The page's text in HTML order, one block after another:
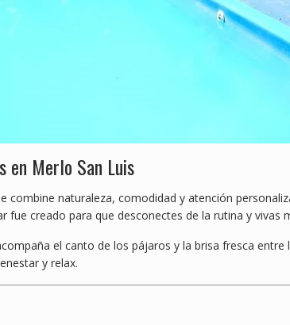
en Merlo San Luis
combine naturaleza, comodidad y atención
creado para que desconectes de la rutina y vivas
el canto de los pájaros y la brisa fresca
y relax.